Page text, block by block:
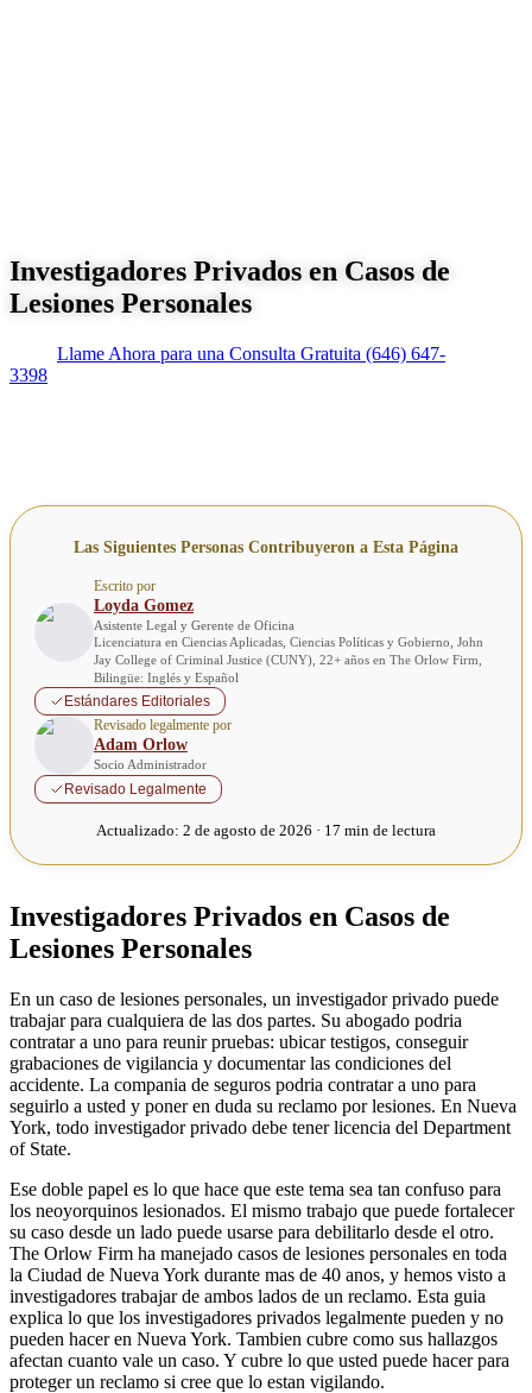
Investigadores Privados en Casos de
Lesiones Personales
Llame Ahora para una Consulta Gratuita (646) 647-
3398
Las Siguientes Personas Contribuyeron a Esta Página
Escrito por
Loyda Gomez
Asistente Legal y Gerente de Oficina
Licenciatura en Ciencias Aplicadas, Ciencias Políticas y Gobierno, John
Jay College of Criminal Justice (CUNY), 22+ años en The Orlow Firm,
Bilingüe: Inglés y Español
Estándares Editoriales
Revisado legalmente por
Adam Orlow
Socio Administrador
Revisado Legalmente
Actualizado: 2 de agosto de 2026 · 17 min de lectura
Investigadores Privados en Casos de
Lesiones Personales
En un caso de lesiones personales, un investigador privado puede
trabajar para cualquiera de las dos partes. Su abogado podria
contratar a uno para reunir pruebas: ubicar testigos, conseguir
grabaciones de vigilancia y documentar las condiciones del
accidente. La compania de seguros podria contratar a uno para
seguirlo a usted y poner en duda su reclamo por lesiones. En Nueva
York, todo investigador privado debe tener licencia del Department
of State.
Ese doble papel es lo que hace que este tema sea tan confuso para
los neoyorquinos lesionados. El mismo trabajo que puede fortalecer
su caso desde un lado puede usarse para debilitarlo desde el otro.
The Orlow Firm ha manejado casos de lesiones personales en toda
la Ciudad de Nueva York durante mas de 40 anos, y hemos visto a
investigadores trabajar de ambos lados de un reclamo. Esta guia
explica lo que los investigadores privados legalmente pueden y no
pueden hacer en Nueva York. Tambien cubre como sus hallazgos
afectan cuanto vale un caso. Y cubre lo que usted puede hacer para
proteger un reclamo si cree que lo estan vigilando.